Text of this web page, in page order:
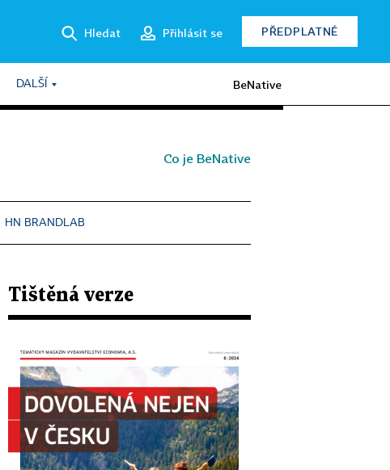
Hledat Přihlásit se PŘEDPLATNÉ
DALŠÍ BeNative
Co je BeNative
HN BRANDLAB
Tištěná verze